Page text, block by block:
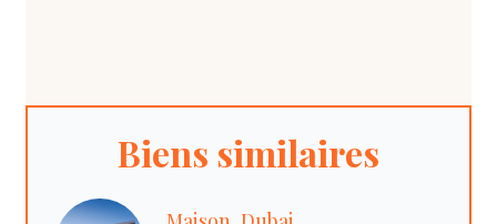
Biens similaires